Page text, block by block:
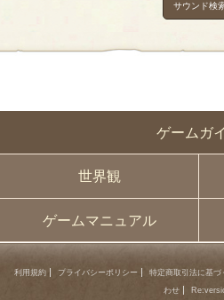
ゲームガ
世界観
ゲームマニュアル
サウンド検
利用規約 プライバシーポリシー 特定商取引法に基づ
わせ